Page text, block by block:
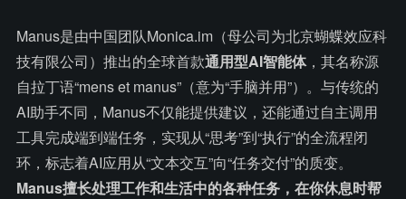
Manus是由中国团队Monica.im（母公司为北京蝴蝶效应科
技有限公司）推出的全球首款通用型AI智能体，其名称源
自拉丁语“mens et manus”（意为“手脑并用”）。与传统的
AI助手不同，Manus不仅能提供建议，还能通过自主调用
工具完成端到端任务，实现从“思考”到“执行”的全流程闭
环，标志着AI应用从“文本交互”向“任务交付”的质变。
Manus擅长处理工作和生活中的各种任务，在你休息时帮